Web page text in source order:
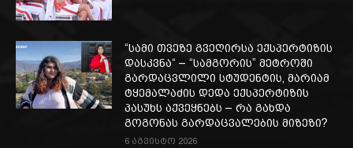
“სამი თვე­ზე გვე­ღირ­სა ექ­სპერ­ტი­ზის
დას­კვნა“ – “სამგორის” მეტროში
გარდაცვლილი სტუდენტის, მარიამ
ტყემალაძის დედა ექსპერტიზის
პასუხს აქვეყნებს – რა გახდა
გოგონას გარდაცვალების მიზეზი?
6 აგვისტო 2026